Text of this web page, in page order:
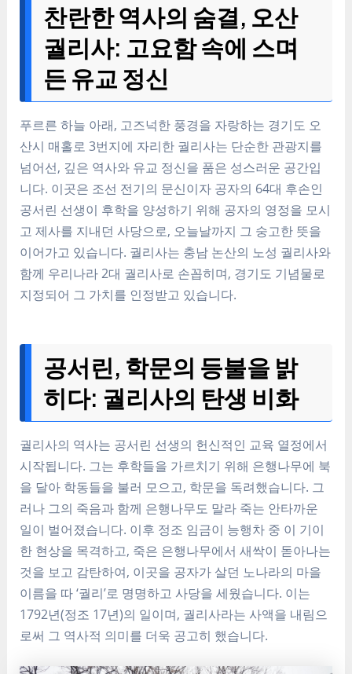
찬란한 역사의 숨결, 오산
궐리사: 고요함 속에 스며
든 유교 정신
푸르른 하늘 아래, 고즈넉한 풍경을 자랑하는 경기도 오
산시 매홀로 3번지에 자리한 궐리사는 단순한 관광지를
넘어선, 깊은 역사와 유교 정신을 품은 성스러운 공간입
니다. 이곳은 조선 전기의 문신이자 공자의 64대 후손인
공서린 선생이 후학을 양성하기 위해 공자의 영정을 모시
고 제사를 지내던 사당으로, 오늘날까지 그 숭고한 뜻을
이어가고 있습니다. 궐리사는 충남 논산의 노성 궐리사와
함께 우리나라 2대 궐리사로 손꼽히며, 경기도 기념물로
지정되어 그 가치를 인정받고 있습니다.
공서린, 학문의 등불을 밝
히다: 궐리사의 탄생 비화
궐리사의 역사는 공서린 선생의 헌신적인 교육 열정에서
시작됩니다. 그는 후학들을 가르치기 위해 은행나무에 북
을 달아 학동들을 불러 모으고, 학문을 독려했습니다. 그
러나 그의 죽음과 함께 은행나무도 말라 죽는 안타까운
일이 벌어졌습니다. 이후 정조 임금이 능행차 중 이 기이
한 현상을 목격하고, 죽은 은행나무에서 새싹이 돋아나는
것을 보고 감탄하여, 이곳을 공자가 살던 노나라의 마을
이름을 따 ‘궐리’로 명명하고 사당을 세웠습니다. 이는
1792년(정조 17년)의 일이며, 궐리사라는 사액을 내림으
로써 그 역사적 의미를 더욱 공고히 했습니다.